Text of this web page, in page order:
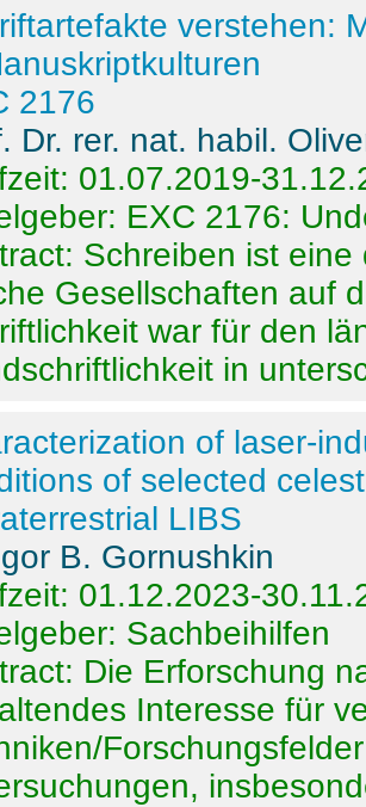
verstehen:
2176
Dr. rer. nat. habil.
01.07.2019-
EXC 2176:
Schreiben ist
Gesellschaften auf
war für den
in
of laser-
of selected
LIBS
B. Gornushkin
01.12.2023-
Sachbeihilfen
Die Erforschung
Interesse für